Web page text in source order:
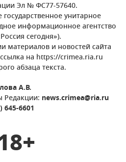
Эл № ФС77-57640.
унитарное
информационное агентство
сегодня»).
материалов и новостей сайта
на https://crimea.ria.ru
абзаца текста.
А.В.
Редакции: news.crimea@ria.ru
645-6601